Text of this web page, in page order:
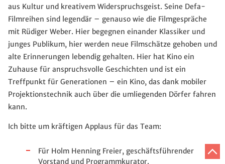
aus Kultur und kreativem Widerspruchsgeist. Seine Defa-
Filmreihen sind legendär – genauso wie die Filmgespräche
mit Rüdiger Weber. Hier begegnen einander Klassiker und
junges Publikum, hier werden neue Filmschätze gehoben und
alte Erinnerungen lebendig gehalten. Hier hat Kino ein
Zuhause für anspruchsvolle Geschichten und ist ein
Treffpunkt für Generationen – ein Kino, das dank mobiler
Projektionstechnik auch über die umliegenden Dörfer fahren
kann.
Ich bitte um kräftigen Applaus für das Team:
Für Holm Henning Freier, geschäftsführender
Vorstand und Programmkurator.